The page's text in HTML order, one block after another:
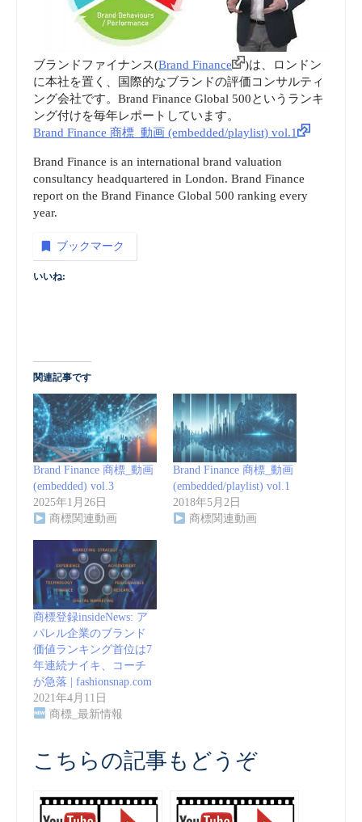
ブランドファイナンス(Brand Finance
)は、ロンドン
に本社を置く、国際的なブランドの評価コンサルティ
ング会社です。Brand Finance Global 500というランキ
ング付けを毎年レポートしています。
Brand Finance 商標_動画 (embedded/playlist) vol.1
Brand Finance is an international brand valuation
consultancy headquartered in London. Brand Finance
report on the Brand Finance Global 500 ranking every
year.
ブックマーク
いいね:
関連記事です
Brand Finance 商標_動画
(embedded) vol.3
2025年1月26日
商標関連動画
Brand Finance 商標_動画
(embedded/playlist) vol.1
2018年5月2日
商標関連動画
商標登録insideNews: ア
パレル企業のブランド
価値ランキング首位は7
年連続ナイキ、コーチ
が急落 | fashionsnap.com
2021年4月11日
商標_最新情報
こちらの記事もどうぞ